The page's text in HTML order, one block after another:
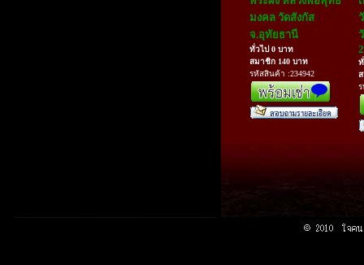
มงคล วัดสังกัส
จ.อุทัยธานี
ทั่วไป 0 บาท
สมาชิก 140 บาท
รหัสสินค้า :234942